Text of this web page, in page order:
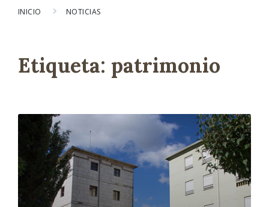
INICIO NOTICIAS
Etiqueta: patrimonio
L
m
á
s